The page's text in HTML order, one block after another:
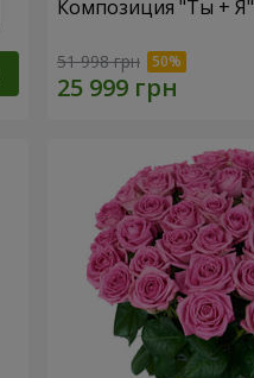
Композиция "Ты + Я"
51 998 грн